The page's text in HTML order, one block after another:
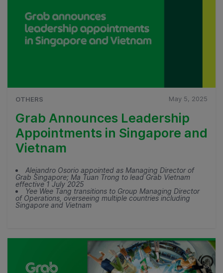
OTHERS May 5, 2025
Grab Announces Leadership
Appointments in Singapore and
Vietnam
Alejandro Osorio appointed as Managing Director of
Grab Singapore; Ma Tuan Trong to lead Grab Vietnam
effective 1 July 2025
Yee Wee Tang transitions to Group Managing Director
of Operations, overseeing multiple countries including
Singapore and Vietnam